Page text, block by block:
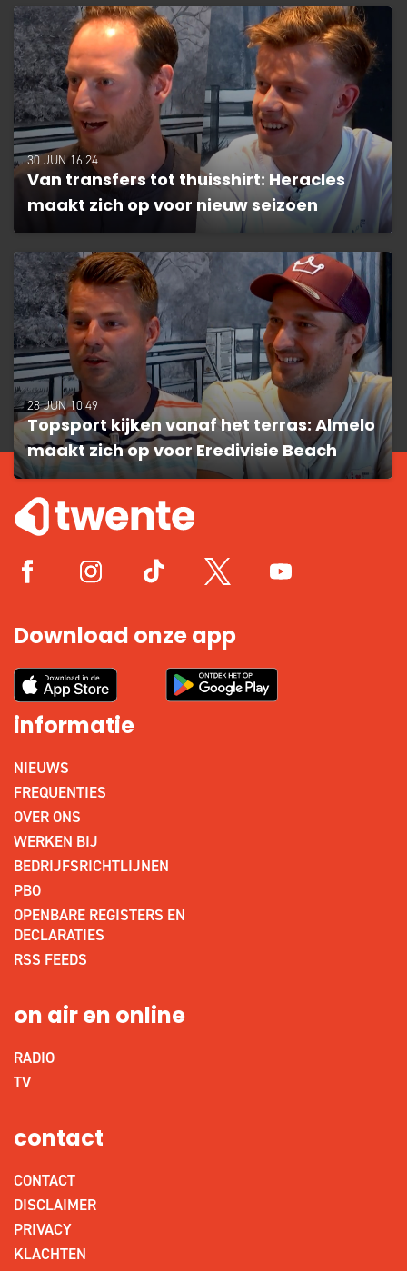
30 JUN 16:24
Van transfers tot thuisshirt: Heracles
maakt zich op voor nieuw seizoen
28 JUN 10:49
Topsport kijken vanaf het terras: Almelo
maakt zich op voor Eredivisie Beach
Download onze app
informatie
NIEUWS
FREQUENTIES
OVER ONS
WERKEN BIJ
BEDRIJFSRICHTLIJNEN
PBO
OPENBARE REGISTERS EN
DECLARATIES
RSS FEEDS
on air en online
RADIO
TV
contact
CONTACT
DISCLAIMER
PRIVACY
KLACHTEN